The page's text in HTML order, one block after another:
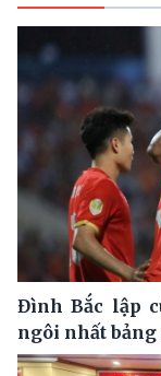
Đình Bắc lập
ngôi nhất bảng